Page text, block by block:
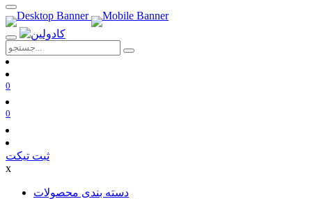
0
0
ثبت تیکت
x
دسته بندی محصولات